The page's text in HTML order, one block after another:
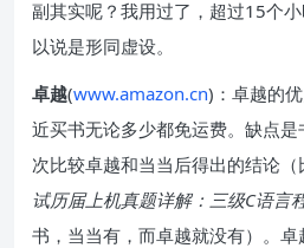
副其实呢？我用过了，超过15个
以说是形同虚设。
卓越(www.amazon.cn)：卓越的
近买书无论多少都免运费。缺点
次比较卓越和当当后得出的结论（
试历届上机真题详解：三级C语言
书，当当有，而卓越就没有）。